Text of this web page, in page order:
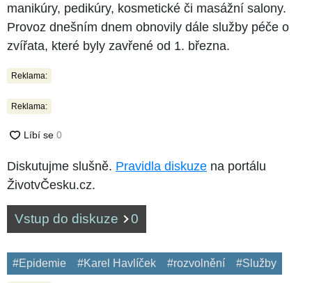
manikúry, pedikúry, kosmetické či masážní salony.
Provoz dnešním dnem obnovily dále služby péče o
zvířata, které byly zavřené od 1. března.
Reklama:
Reklama:
Diskutujme slušně. Pravidla diskuze na portálu
ŽivotvČesku.cz.
Vstup do diskuze 0
#Epidemie #Karel Havlíček #rozvolnění #Služby